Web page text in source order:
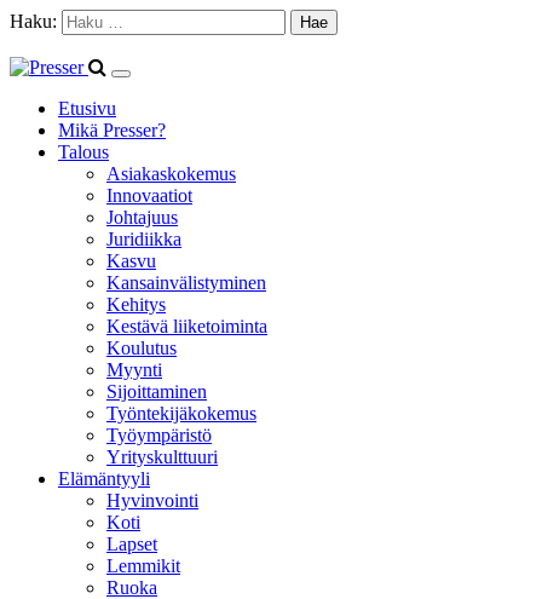
Haku:
Etusivu
Mikä Presser?
Talous
Asiakaskokemus
Innovaatiot
Johtajuus
Juridiikka
Kasvu
Kansainvälistyminen
Kehitys
Kestävä liiketoiminta
Koulutus
Myynti
Sijoittaminen
Työntekijäkokemus
Työympäristö
Yrityskulttuuri
Elämäntyyli
Hyvinvointi
Koti
Lapset
Lemmikit
Ruoka